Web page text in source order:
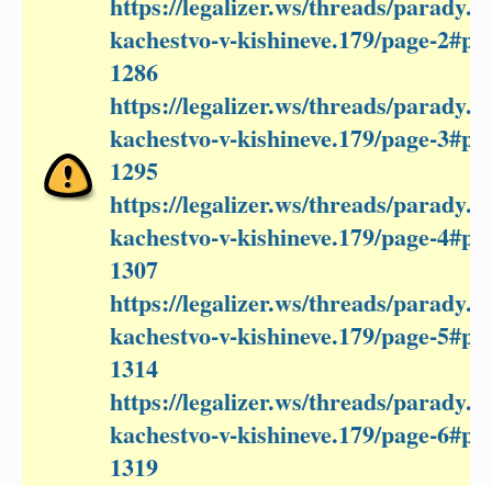
kachestvo-v-kishineve.179/page-
1286
https://legalizer.ws/threads/
kachestvo-v-kishineve.179/page-
1295
https://legalizer.ws/threads/
kachestvo-v-kishineve.179/page-
1307
https://legalizer.ws/threads/
kachestvo-v-kishineve.179/page-
1314
https://legalizer.ws/threads/
kachestvo-v-kishineve.179/page-
1319